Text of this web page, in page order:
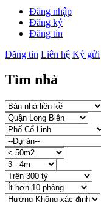
Đăng nhập
Đăng ký
Đăng tin
Đăng tin Liên hệ Ký gửi
Tìm nhà